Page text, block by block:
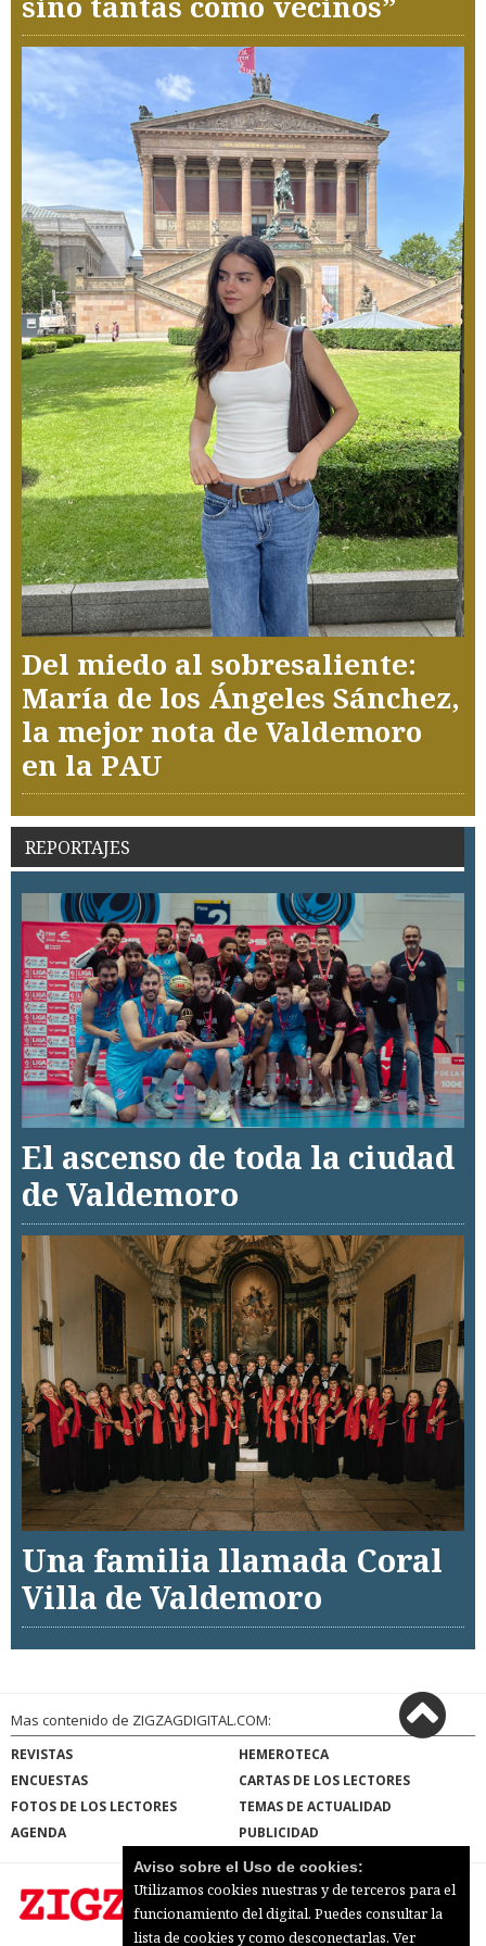
Del miedo al sobresaliente:
María de los Ángeles Sánchez,
la mejor nota de Valdemoro
en la PAU
REPORTAJES
El ascenso de toda la ciudad
de Valdemoro
Una familia llamada Coral
Villa de Valdemoro
Mas contenido de ZIGZAGDIGITAL.COM:
REVISTAS
HEMEROTECA
ENCUESTAS
CARTAS DE LOS LECTORES
FOTOS DE LOS LECTORES
TEMAS DE ACTUALIDAD
AGENDA
PUBLICIDAD
Aviso sobre el Uso de cookies:
Utilizamos cookies nuestras y de terceros para el
funcionamiento del digital. Puedes consultar la
lista de cookies y como desconectarlas. Ver